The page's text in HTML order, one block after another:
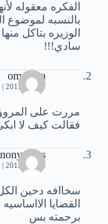
الفكره معقوله
بالنسبه لموضوع
الوزيره بتاكل
سادي!!!
om rama
5 مايو، 2012 | 3:42 م
مررت على
فقالت كيف لا
5 مايو، 2012 | 4:09 م
سخاافه دحين
القضايا
برحمته بس